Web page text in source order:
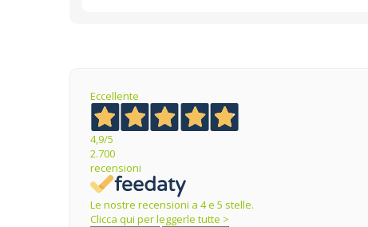
Eccellente
4,9/5
2.700
recensioni
Le nostre recensioni a 4 e 5 stelle.
Clicca qui per leggerle tutte >